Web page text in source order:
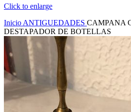
Click to enlarge
Inicio ANTIGUEDADES CAMPANA
DESTAPADOR DE BOTELLAS